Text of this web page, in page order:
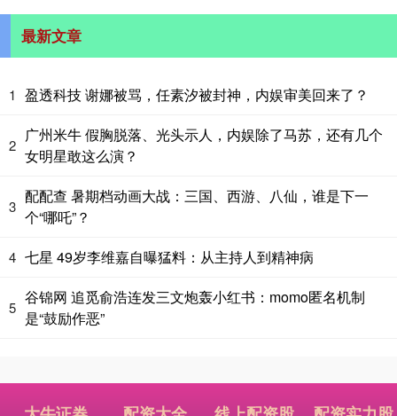
最新文章
1 盈透科技 谢娜被骂，任素汐被封神，内娱审美回来了？
2
广州米牛 假胸脱落、光头示人，内娱除了马苏，还有几个
女明星敢这么演？
3
配配查 暑期档动画大战：三国、西游、八仙，谁是下一
个“哪吒”？
4 七星 49岁李维嘉自曝猛料：从主持人到精神病
5
谷锦网 追觅俞浩连发三文炮轰小红书：momo匿名机制
是“鼓励作恶”